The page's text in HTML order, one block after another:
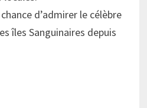
d’admirer le célèbre
îles Sanguinaires depuis